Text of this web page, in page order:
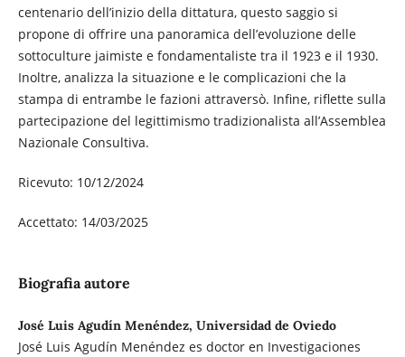
centenario dell’inizio della dittatura, questo saggio si
propone di offrire una panoramica dell’evoluzione delle
sottoculture jaimiste e fondamentaliste tra il 1923 e il 1930.
Inoltre, analizza la situazione e le complicazioni che la
stampa di entrambe le fazioni attraversò. Infine, riflette sulla
partecipazione del legittimismo tradizionalista all’Assemblea
Nazionale Consultiva.
Ricevuto: 10/12/2024
Accettato: 14/03/2025
Biografia autore
José Luis Agudín Menéndez, Universidad de Oviedo
José Luis Agudín Menéndez es doctor en Investigaciones